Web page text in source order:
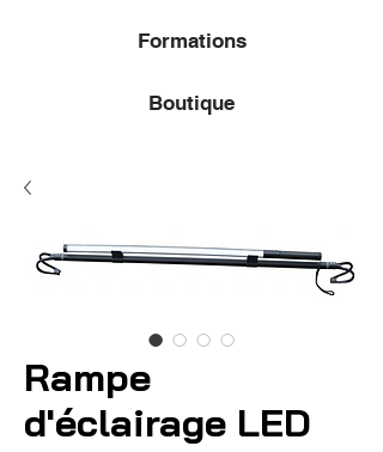
Formations
Boutique
Rampe
d'éclairage LED